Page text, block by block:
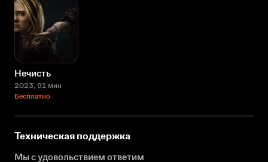
Нечисть
2023, 91 мин
Бесплатно
Техническая поддержка
Мы с удовольствием ответим